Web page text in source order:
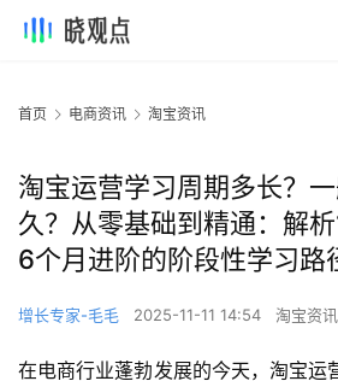
首页 电商资讯 淘宝资讯
淘宝运营学习周期多长？
久？从零基础到精通：解
6个月进阶的阶段性学习路
增长专家-毛毛 2025-11-11 14:54 淘宝资讯
在电商行业蓬勃发展的今天，淘宝运